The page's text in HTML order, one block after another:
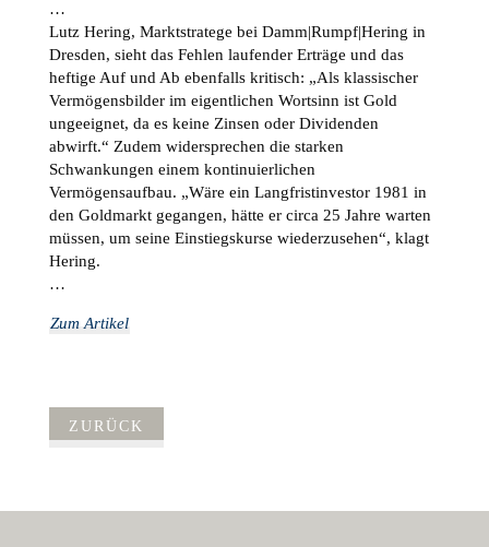
…
Lutz Hering, Marktstratege bei Damm|Rumpf|Hering in
Dresden, sieht das Fehlen laufender Erträge und das
heftige Auf und Ab ebenfalls kritisch: „Als klassischer
Vermögensbilder im eigentlichen Wortsinn ist Gold
ungeeignet, da es keine Zinsen oder Dividenden
abwirft.“ Zudem widersprechen die starken
Schwankungen einem kontinuierlichen
Vermögensaufbau. „Wäre ein Langfristinvestor 1981 in
den Goldmarkt gegangen, hätte er circa 25 Jahre warten
müssen, um seine Einstiegskurse wiederzusehen“, klagt
Hering.
…
Zum Artikel
ZURÜCK